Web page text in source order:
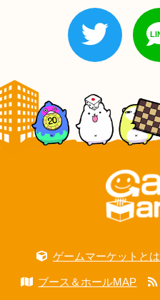
ゲームマーケットとは
ブース＆ホールMAP